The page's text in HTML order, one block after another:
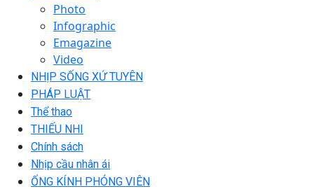
Photo
Infographic
Emagazine
Video
NHỊP SỐNG XỨ TUYÊN
PHÁP LUẬT
Thể thao
THIẾU NHI
Chính sách
Nhịp cầu nhân ái
ỐNG KÍNH PHÓNG VIÊN